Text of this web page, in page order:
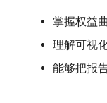
掌握权益
理解可视
能够把报